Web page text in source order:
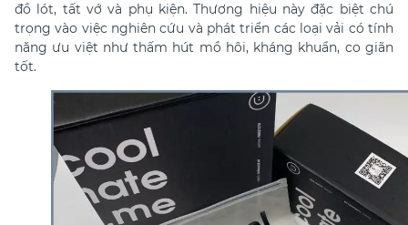
đồ lót, tất vớ và phụ kiện. Thương hiệu này đặc biệt chú
trọng vào việc nghiên cứu và phát triển các loại vải có tính
năng ưu việt như thấm hút mồ hôi, kháng khuẩn, co giãn
tốt.